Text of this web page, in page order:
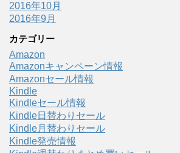
2016年10月
2016年9月
カテゴリー
Amazon
Amazonキャンペーン情報
Amazonセール情報
Kindle
Kindleセール情報
Kindle日替わりセール
Kindle月替わりセール
Kindle発売情報